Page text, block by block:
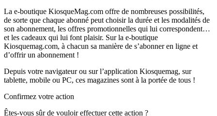
La e-boutique KiosqueMag.com offre de nombreuses possibilités,
de sorte que chaque abonné peut choisir la durée et les modalités de
son abonnement, les offres promotionnelles qui lui correspondent…
et les cadeaux qui lui font plaisir. Sur la e-boutique
Kiosquemag.com, à chacun sa manière de s’abonner en ligne et
d’offrir un abonnement !
Depuis votre navigateur ou sur l’application Kiosquemag, sur
tablette, mobile ou PC, ces magazines sont à la portée de tous !
Confirmez votre action
Êtes-vous sûr de vouloir effectuer cette action ?